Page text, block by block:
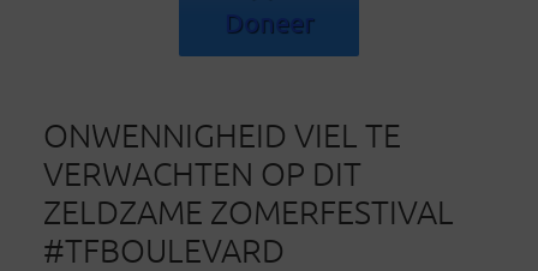
Doneer
ONWENNIGHEID VIEL TE
VERWACHTEN OP DIT
ZELDZAME ZOMERFESTIVAL
#TFBOULEVARD